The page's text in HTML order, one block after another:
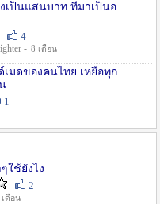
เป็นแสนบาท ที่มาเป็นอ
4
- 8 เดือน
มดของคนไทย เหยื่อทุก
1
ใช้ยังไง
2
เดือน